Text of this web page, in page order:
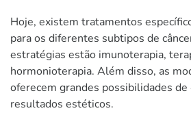
Hoje, existem tratamentos
para os diferentes subtipos de
estratégias estão imunoterapia,
hormonioterapia. Além disso, as
oferecem grandes possibilidades
resultados estéticos.